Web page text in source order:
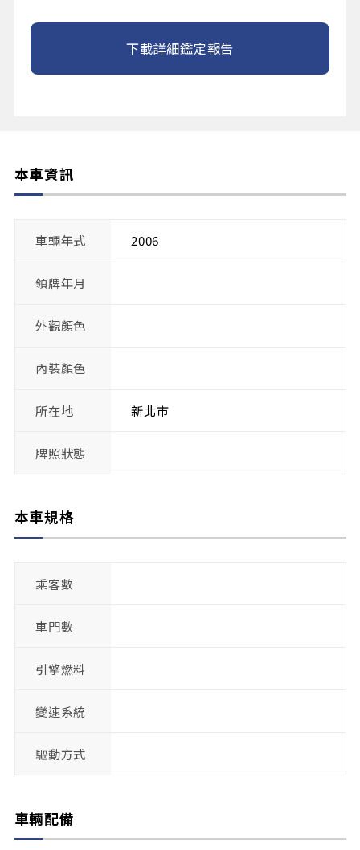
下載詳細鑑定報告
本車資訊
車輛年式 2006
領牌年月
外觀顏色
內裝顏色
所在地 新北市
牌照狀態
本車規格
乘客數
車門數
引擎燃料
變速系統
驅動方式
車輛配備